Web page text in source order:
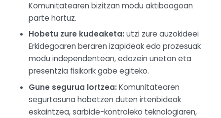
Komunitatearen bizitzan modu aktiboagoan
parte hartuz.
Hobetu zure kudeaketa:utzi zure auzokideei
Erkidegoaren beraren izapideak edo prozesuak
modu independentean, edozein unetan eta
presentzia fisikorik gabe egiteko.
Gune segurua lortzea:Komunitatearen
segurtasuna hobetzen duten irtenbideak
eskaintzea, sarbide-kontroleko teknologiaren,